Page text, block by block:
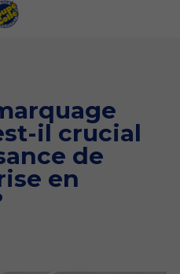
il crucial
de
en